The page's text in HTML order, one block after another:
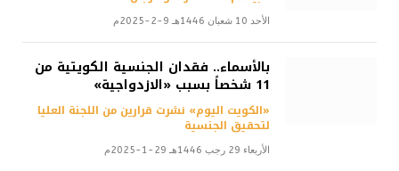
الأحد 10 شعبان 1446هـ 9-2-2025م
بالأسماء.. فقدان الجنسية الكويتية من
11 شخصاً بسبب «الازدواجية»
«الكويت اليوم» نشرت قرارين من اللجنة العليا
لتحقيق الجنسية
الأربعاء 29 رجب 1446هـ 29-1-2025م